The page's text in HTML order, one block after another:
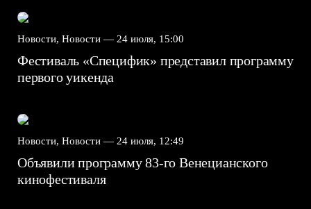
Новости, Новости — 24 июля, 15:00
Фестиваль «Специфик» представил программу
первого уикенда
Новости, Новости — 24 июля, 12:49
Объявили программу 83-го Венецианского
кинофестиваля